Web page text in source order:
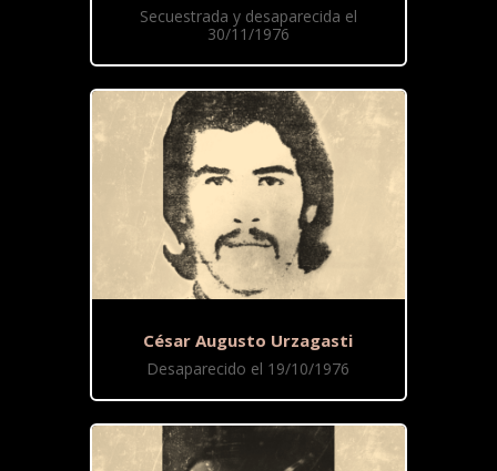
Secuestrada y desaparecida el
30/11/1976
César Augusto Urzagasti
Desaparecido el 19/10/1976